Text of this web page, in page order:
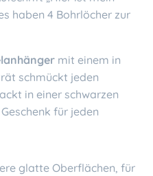
haben 4 Bohrlöcher zur
mit einem in
schmückt jeden
in einer schwarzen
für jeden
glatte Oberflächen, für